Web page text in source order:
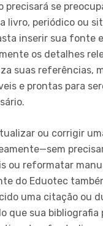
precisará se
livro, periódico ou
inserir sua fonte
os detalhes
suas referências,
e prontas para
ou corrigir
ou reformatar
do Eduotec
uma citação ou
que sua bibliografia